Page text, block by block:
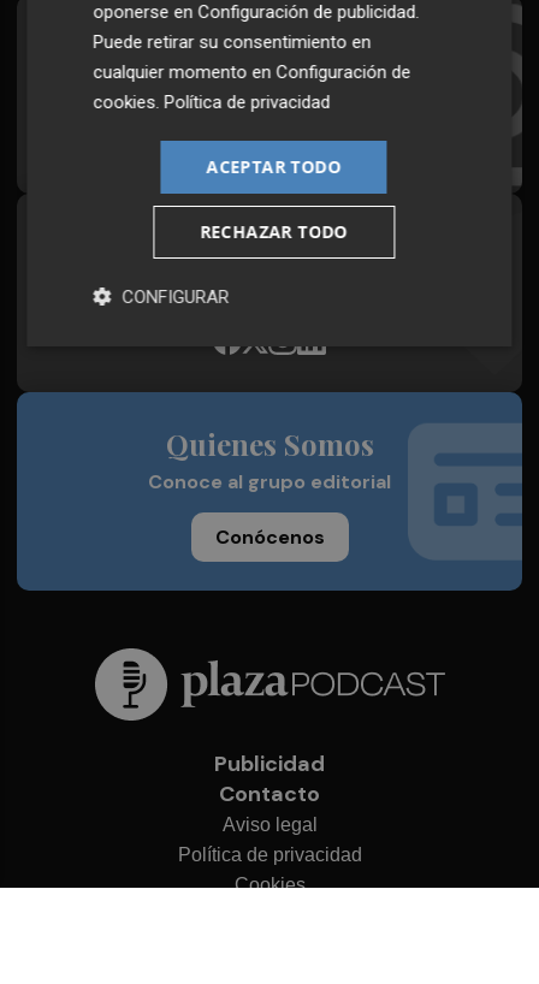
Suscríbete al Boletín
Todos los días a primera hora en tu email
¡Quiero suscribirme!
Síguenos en redes
Plaza Podcast, desde cualquier medio
Quienes Somos
Conoce al grupo editorial
Conócenos
Publicidad
Contacto
Aviso legal
Política de privacidad
Cookies
oponerse enConfiguración de publicidad.
Puede retirar su consentimiento en
cualquier momento enConfiguración de
cookies.Política de privacidad
ACEPTAR TODO
RECHAZAR TODO
CONFIGURAR